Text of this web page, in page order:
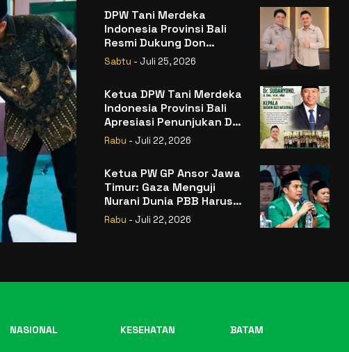
DPW Tani Merdeka
Indonesia Provinsi Bali
Resmi Dukung Don
Muzakir Mengisi Jabatan
Wakil Menteri Pertanian
Sabtu - Juli 25, 2026
Ketua DPW Tani Merdeka
Indonesia Provinsi Bali
Apresiasi Penunjukan Dr.
Sudaryono sebagai
Kepala Badan Gizi
Rabu - Juli 22, 2026
Ketua PW GP Ansor Jawa
Timur: Gaza Menguji
Nurani Dunia PBB Harus
Reformasi Total atau
Kehilangan Legitimasi
Rabu - Juli 22, 2026
NASIONAL KESEHATAN BATAM